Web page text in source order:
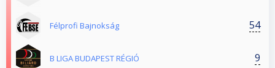
Félprofi Bajnokság 54
B LIGA BUDAPEST RÉGIÓ 9